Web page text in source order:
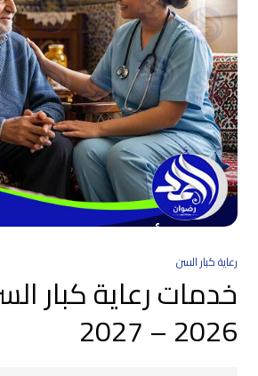
رعاية كبار السن
خدمات رعاية كبار
2026 – 2027